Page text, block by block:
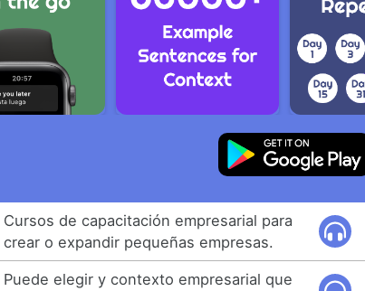
Cursos de capacitación empresarial para
crear o expandir pequeñas empresas.
Puede elegir y contexto empresarial que